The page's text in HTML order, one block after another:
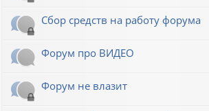
Сбор средств на работу форума
Форум про ВИДЕО
Форум не влазит